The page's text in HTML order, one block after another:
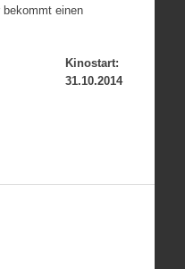
einen
Kinostart:
31.10.2014